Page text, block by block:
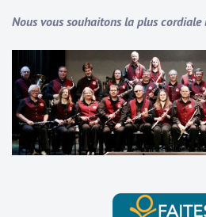
Nous vous souhaitons la plus cordiale